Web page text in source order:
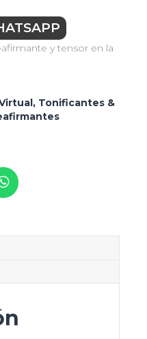
y tensor en la
, Tonificantes &